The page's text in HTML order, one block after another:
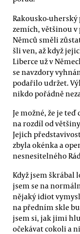
Rakousko-
zemích, většinou
Němců směli
šli ven, až když
Liberce už v
se navzdory
podařilo udržet.
nikdo pořádně
Je možné, že je
na rozdíl od
Jejich
zbyla okénka a
nesnesitelného
Když jsem škrábal
jsem se na
nějaký idiot
na předním skle
jsem si, jak jimi
očekávat cokoli a